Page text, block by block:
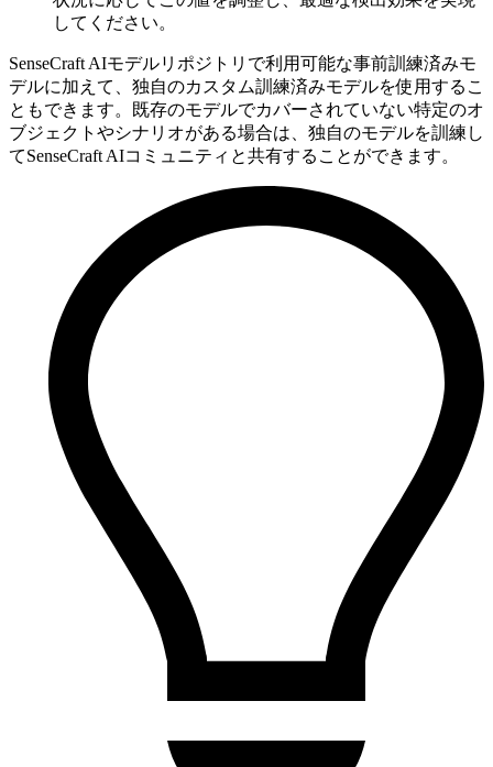
してください。
SenseCraft AIモデルリポジトリで利用可能な事前訓練済みモ
デルに加えて、独自のカスタム訓練済みモデルを使用するこ
ともできます。既存のモデルでカバーされていない特定のオ
ブジェクトやシナリオがある場合は、独自のモデルを訓練し
てSenseCraft AIコミュニティと共有することができます。